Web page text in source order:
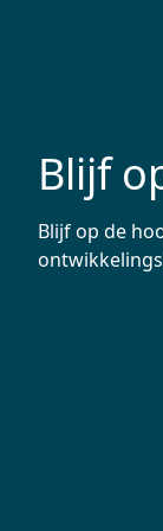
Blijf
Blijf op de